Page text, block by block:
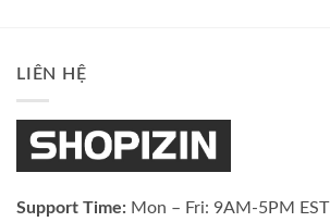
LIÊN HỆ
Support Time: Mon – Fri: 9AM-5PM EST